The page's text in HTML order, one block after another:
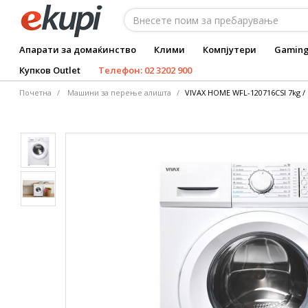
Апарати за домаќинство Клими Компјутери
Купков Outlet
Телефон: 02 3202 900
Почетна Машини за перење алишта VIVAX HOME WFL-120716CSI